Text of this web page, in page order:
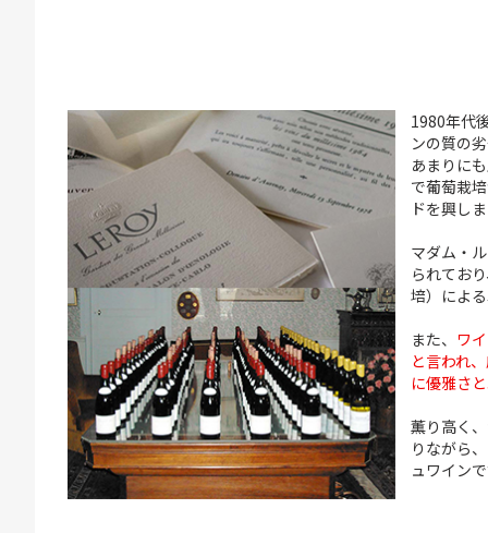
1980年代
ンの質の
あまりに
で葡萄栽
ドを興し
マダム・
られてお
培）によ
また、 ワ
と言われ
に優雅さ
薫り高く
りながら
ュワイン